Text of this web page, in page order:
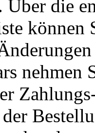
Über die
können
nehmen